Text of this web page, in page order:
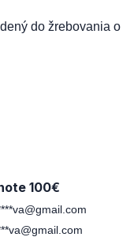
do žrebovania o
100€